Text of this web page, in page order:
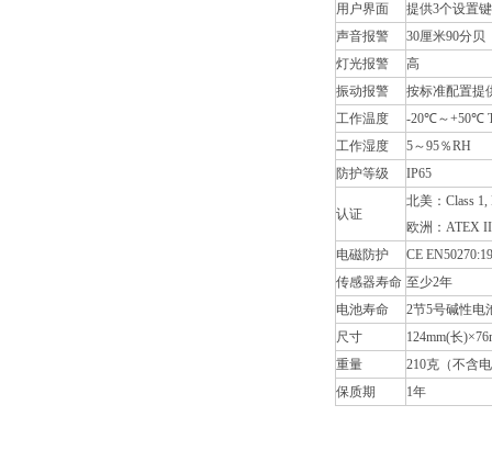
用户界面
提供3个设置
声音报警
30厘米90分贝
灯光报警
高
振动报警
按标准配置提
工作温度
-20℃～+50℃
工作湿度
5～95％RH
防护等级
IP65
认证
北美：Class
欧洲：ATEX
电磁防护
CE
传感器寿命 至少2年
电池寿命
2节5号碱性电
尺寸
124mm(长
重量
210克（不含
保质期
1年